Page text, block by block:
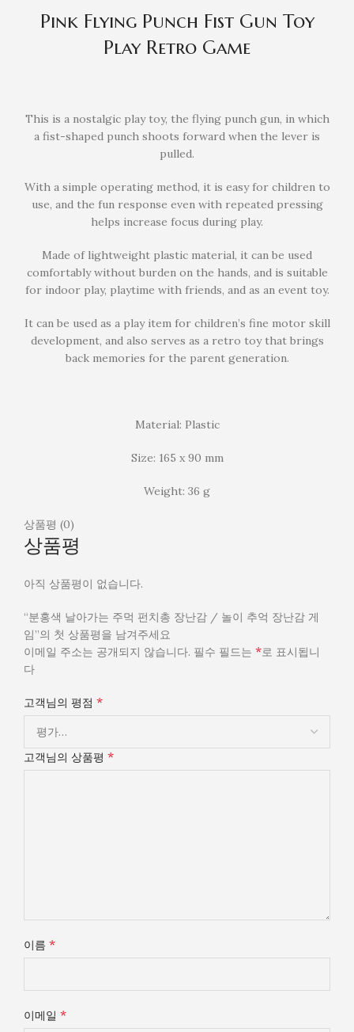
Pink Flying Punch Fist Gun Toy
Play Retro Game
This is a nostalgic play toy, the flying punch gun, in which
a fist-shaped punch shoots forward when the lever is
pulled.
With a simple operating method, it is easy for children to
use, and the fun response even with repeated pressing
helps increase focus during play.
Made of lightweight plastic material, it can be used
comfortably without burden on the hands, and is suitable
for indoor play, playtime with friends, and as an event toy.
It can be used as a play item for children’s fine motor skill
development, and also serves as a retro toy that brings
back memories for the parent generation.
Material: Plastic
Size: 165 x 90 mm
Weight: 36 g
상품평 (0)
상품평
아직 상품평이 없습니다.
“분홍색 날아가는 주먹 펀치총 장난감 / 놀이 추억 장난감 게
임”의 첫 상품평을 남겨주세요
이메일 주소는 공개되지 않습니다. 필수 필드는 *로 표시됩니
다
고객님의 평점 *
고객님의 상품평 *
이름 *
이메일 *